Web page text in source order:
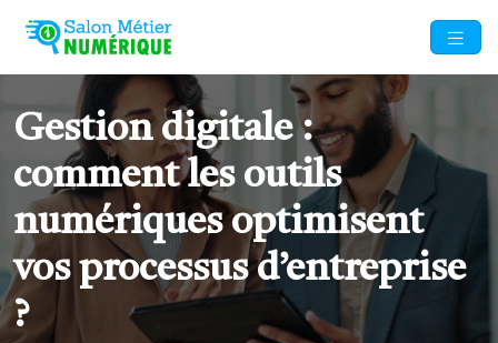
Gestion digitale :
comment les outils
numériques optimisent
vos processus d’entreprise
?